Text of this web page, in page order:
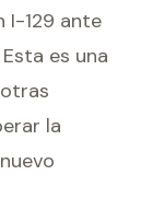
I-129 ante
es una
la